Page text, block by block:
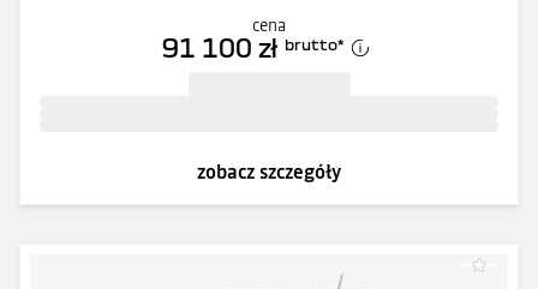
cena
91 100 zł brutto*
zobacz szczegóły